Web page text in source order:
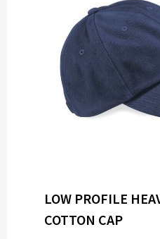
LOW PROFILE
COTTON CAP